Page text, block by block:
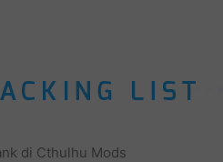
di Cthulhu Mods